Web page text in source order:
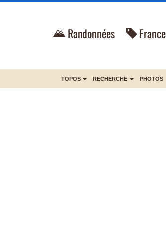
Randonnées France
TOPOS RECHERCHE PHOTOS